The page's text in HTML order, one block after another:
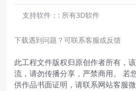
支持软件：: 所有3D软件
下载遇到问题？可联系客服或反馈
此工程文件版权归原创作者所有，
流，请勿传播分享，严禁商用。 若
供作品书面证明，请联系网站客服